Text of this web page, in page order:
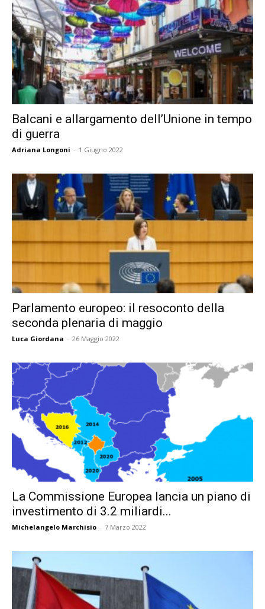
Balcani e allargamento dell’Unione in tempo
di guerra
Adriana Longoni - 1 Giugno 2022
Parlamento europeo: il resoconto della
seconda plenaria di maggio
Luca Giordana - 26 Maggio 2022
La Commissione Europea lancia un piano di
investimento di 3.2 miliardi...
Michelangelo Marchisio - 7 Marzo 2022